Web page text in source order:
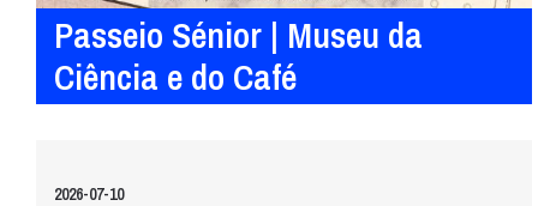
Passeio Sénior | Museu da
Ciência e do Café
2026-07-10